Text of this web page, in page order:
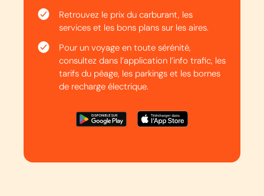
Retrouvez le prix du carburant, les
services et les bons plans sur les aires.
Pour un voyage en toute sérénité,
consultez dans l’application l’info trafic, les
tarifs du péage, les parkings et les bornes
de recharge électrique.